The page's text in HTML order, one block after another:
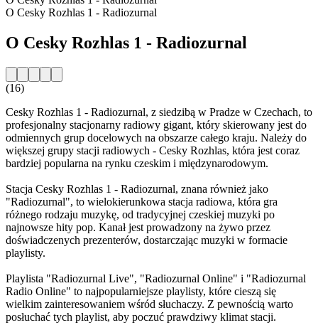
O Cesky Rozhlas 1 - Radiozurnal
O Cesky Rozhlas 1 - Radiozurnal
(16)
Cesky Rozhlas 1 - Radiozurnal, z siedzibą w Pradze w Czechach, to
profesjonalny stacjonarny radiowy gigant, który skierowany jest do
odmiennych grup docelowych na obszarze całego kraju. Należy do
większej grupy stacji radiowych - Cesky Rozhlas, która jest coraz
bardziej popularna na rynku czeskim i międzynarodowym.
Stacja Cesky Rozhlas 1 - Radiozurnal, znana również jako
"Radiozurnal", to wielokierunkowa stacja radiowa, która gra
różnego rodzaju muzykę, od tradycyjnej czeskiej muzyki po
najnowsze hity pop. Kanał jest prowadzony na żywo przez
doświadczenych prezenterów, dostarczając muzyki w formacie
playlisty.
Playlista "Radiozurnal Live", "Radiozurnal Online" i "Radiozurnal
Radio Online" to najpopularniejsze playlisty, które cieszą się
wielkim zainteresowaniem wśród słuchaczy. Z pewnością warto
posłuchać tych playlist, aby poczuć prawdziwy klimat stacji.